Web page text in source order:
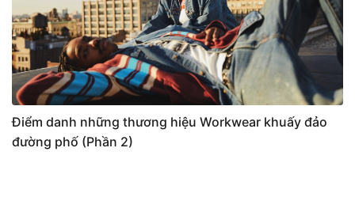
Điểm danh những thương hiệu Workwear khuấy đảo
đường phố (Phần 2)